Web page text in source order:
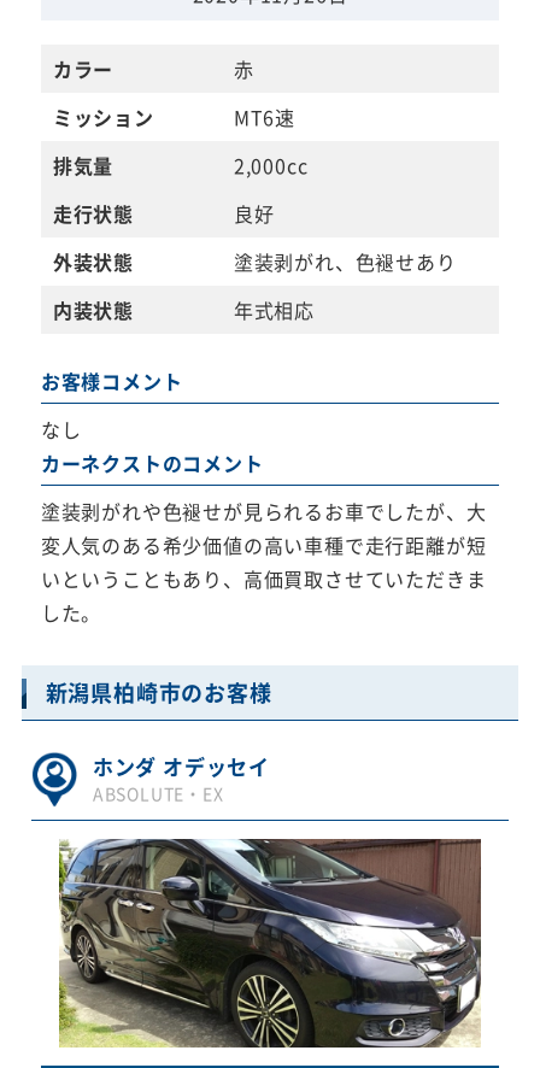
カラー
赤
ミッション
MT6速
排気量
2,000cc
走行状態
良好
外装状態
塗装剥がれ、色褪せあり
内装状態
年式相応
お客様コメント
なし
カーネクストのコメント
塗装剥がれや色褪せが見られるお車でしたが、大
変人気のある希少価値の高い車種で走行距離が短
いということもあり、高価買取させていただきま
した。
新潟県柏崎市のお客様
ホンダ オデッセイ
ABSOLUTE・EX